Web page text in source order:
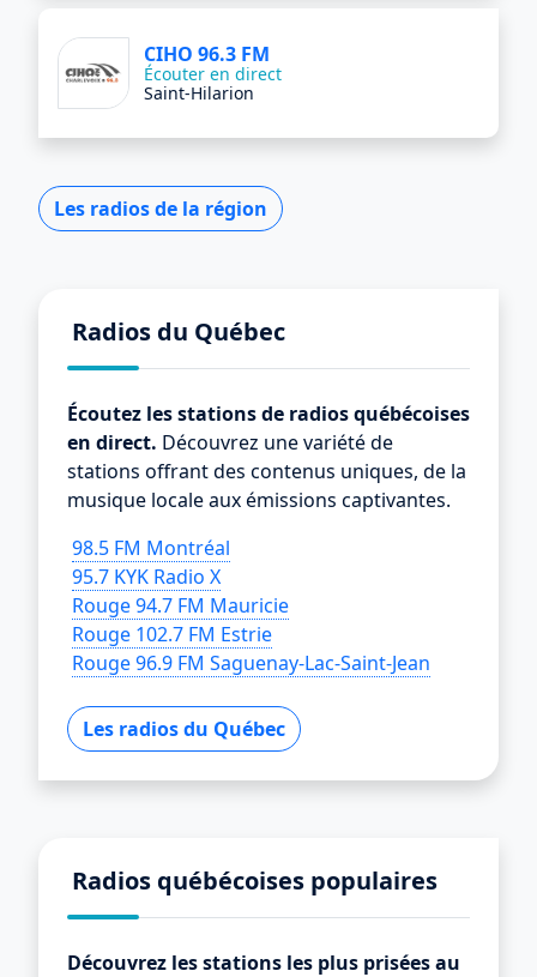
CIHO 96.3 FM
Écouter en direct
Saint-Hilarion
Les radios de la région
Radios du Québec
Écoutez les stations de radios québécoises
en direct. Découvrez une variété de
stations offrant des contenus uniques, de la
musique locale aux émissions captivantes.
98.5 FM Montréal
95.7 KYK Radio X
Rouge 94.7 FM Mauricie
Rouge 102.7 FM Estrie
Rouge 96.9 FM Saguenay-Lac-Saint-Jean
Les radios du Québec
Radios québécoises populaires
Découvrez les stations les plus prisées au